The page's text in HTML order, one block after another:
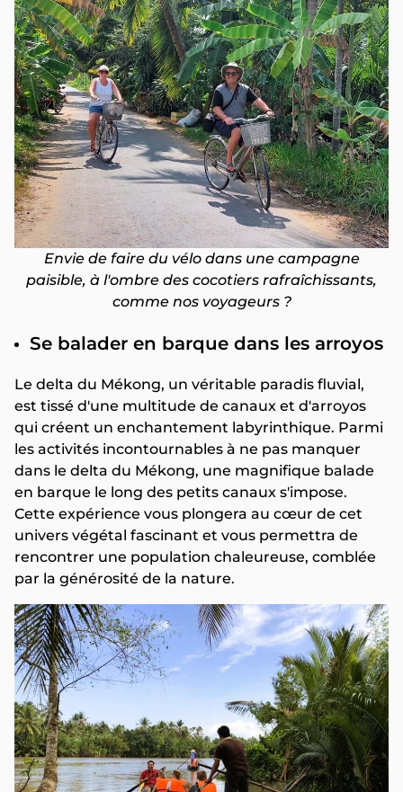
Envie de faire du vélo dans une campagne
paisible, à l'ombre des cocotiers rafraîchissants,
comme nos voyageurs ?
Se balader en barque dans les arroyos
Le delta du Mékong, un véritable paradis fluvial,
est tissé d'une multitude de canaux et d'arroyos
qui créent un enchantement labyrinthique. Parmi
les activités incontournables à ne pas manquer
dans le delta du Mékong, une magnifique balade
en barque le long des petits canaux s'impose.
Cette expérience vous plongera au cœur de cet
univers végétal fascinant et vous permettra de
rencontrer une population chaleureuse, comblée
par la générosité de la nature.